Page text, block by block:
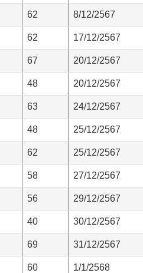
62 8/12/2567
62 17/12/2567
67 20/12/2567
48 20/12/2567
63 24/12/2567
48 25/12/2567
62 25/12/2567
58 27/12/2567
56 29/12/2567
40 30/12/2567
69 31/12/2567
60 1/1/2568